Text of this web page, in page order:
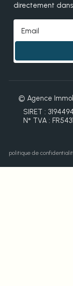
directement
© Agence
SIRET :
N° TVA :
politique de